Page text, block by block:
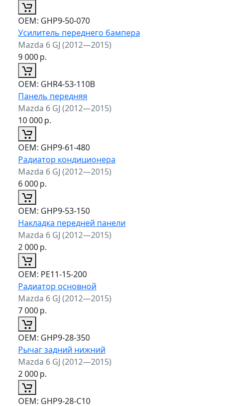
ОЕМ: GHP9-50-070
Усилитель переднего бампера
Mazda 6 GJ (2012—2015)
9 000р.
ОЕМ: GHR4-53-110B
Панель передняя
Mazda 6 GJ (2012—2015)
10 000р.
ОЕМ: GHP9-61-480
Радиатор кондиционера
Mazda 6 GJ (2012—2015)
6 000р.
ОЕМ: GHP9-53-150
Накладка передней панели
Mazda 6 GJ (2012—2015)
2 000р.
ОЕМ: PE11-15-200
Радиатор основной
Mazda 6 GJ (2012—2015)
7 000р.
ОЕМ: GHP9-28-350
Рычаг задний нижний
Mazda 6 GJ (2012—2015)
2 000р.
ОЕМ: GHP9-28-C10